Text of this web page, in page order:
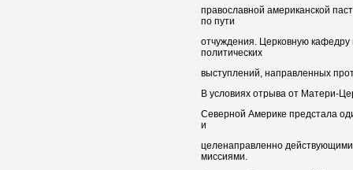
православной американской
по пути
отчуждения. Церковную кафедру
политических
выступлений, направленных
В условиях отрыва от Матери-
Северной Америке предстала
и
целенаправленно действующими
миссиями.